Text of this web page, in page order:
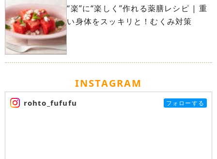
“楽”に“楽しく”作れる薬膳レシピ | 重
い身体をスッキリと！むくみ対策
INSTAGRAM
rohto_fufufu フォローする